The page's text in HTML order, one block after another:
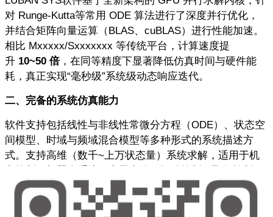
对 Runge-Kutta等常用 ODE 算法进行了深度并行优化，
并结合矩阵向量运算（ BLAS、 cuBLAS）进行性能加速。
相比 Mxxxxx/Sxxxxxxx 等传统平台，计算速度提
升 10~50 倍，在同等精度下显著降低仿真时间与硬件能
耗，真正实现“毫秒级”系统级动态响应迭代。
二、完备的系统仿真能力
软件支持包括线性与非线性常微分方程（ODE）、状态空
间模型、时域与频域混合模型等多种形式的系统描述方
式。支持高维（数千~上万状态量）系统求解，适用于机
智能制造装备等复杂多变量系统的建模与分析。
三、先进的频域与控制分析